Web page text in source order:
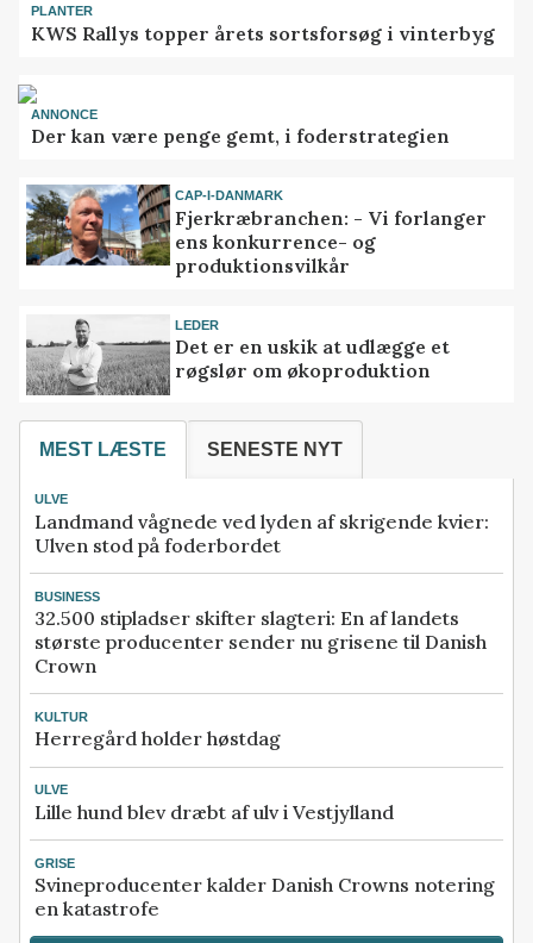
PLANTER
KWS Rallys topper årets sortsforsøg i vinterbyg
ANNONCE
Der kan være penge gemt, i foderstrategien
CAP-I-DANMARK
Fjerkræbranchen: - Vi forlanger
ens konkurrence- og
produktionsvilkår
LEDER
Det er en uskik at udlægge et
røgslør om økoproduktion
MEST LÆSTE SENESTE NYT
ULVE
Landmand vågnede ved lyden af skrigende kvier:
Ulven stod på foderbordet
BUSINESS
32.500 stipladser skifter slagteri: En af landets
største producenter sender nu grisene til Danish
Crown
KULTUR
Herregård holder høstdag
ULVE
Lille hund blev dræbt af ulv i Vestjylland
GRISE
Svineproducenter kalder Danish Crowns notering
en katastrofe